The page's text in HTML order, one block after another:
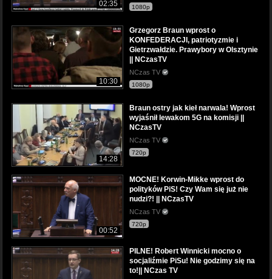
02:35 1080p
10:30
Grzegorz Braun wprost o
KONFEDERACJI, patriotyzmie i
Gietrzwałdzie. Prawybory w Olsztynie
|| NCzasTV
NCzas TV
1080p
14:28
Braun ostry jak kieł narwala! Wprost
wyjaśnił lewakom 5G na komisji ||
NCzasTV
NCzas TV
720p
00:52
MOCNE! Korwin-Mikke wprost do
polityków PiS! Czy Wam się już nie
nudzi?! || NCzasTV
NCzas TV
720p
PILNE! Robert Winnicki mocno o
socjaliźmie PiSu! Nie godzimy się na
to!|| NCzas TV